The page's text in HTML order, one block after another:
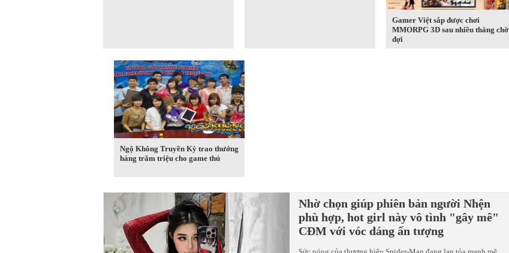
Gamer Việt sắp được chơi
MMORPG 3D sau nhiều tháng chờ
đợi
Ngộ Không Truyền Kỳ trao thưởng
hàng trăm triệu cho game thủ
Nhờ chọn giúp phiên bản người Nhện
phù hợp, hot girl này vô tình "gây mê"
CĐM với vóc dáng ấn tượng